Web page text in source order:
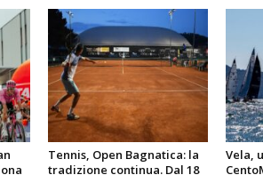
Tennis, Open Bagnatica: la
tradizione continua. Dal 18
Vela,